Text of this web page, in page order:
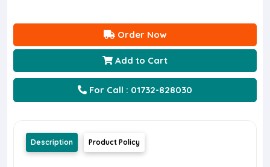
Order Now
Add to Cart
For Call : 01732-828030
Description Product Policy